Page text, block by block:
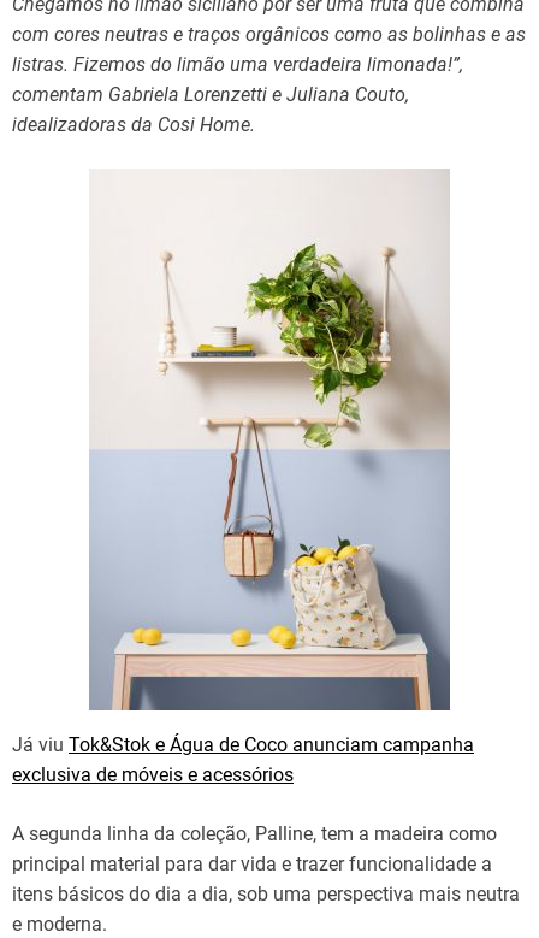
com cores neutras e traços orgânicos como as bolinhas e as
listras. Fizemos do limão uma verdadeira limonada!”,
comentam Gabriela Lorenzetti e Juliana Couto,
idealizadoras da Cosi Home.
Já viu Tok&Stok e Água de Coco anunciam campanha
exclusiva de móveis e acessórios
A segunda linha da coleção, Palline, tem a madeira como
principal material para dar vida e trazer funcionalidade a
itens básicos do dia a dia, sob uma perspectiva mais neutra
e moderna.